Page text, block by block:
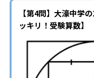
【第4問】大濠中学
ッキリ！受験算数】